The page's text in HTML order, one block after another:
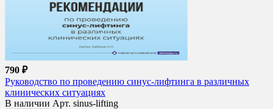
790 ₽
Руководство по проведению синус-лифтинга в различных
клинических ситуациях
В наличии Арт. sinus-lifting